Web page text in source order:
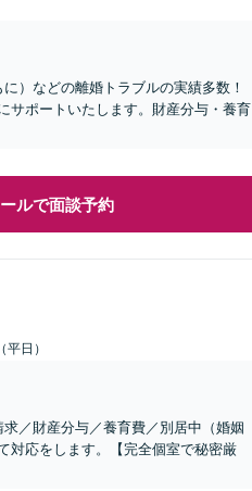
）などの離婚トラブルの実績多数！
サポートいたします。財産分与・養育
ルで面談予約
日）
／財産分与／養育費／別居中（婚姻
対応をします。【完全個室で秘密厳